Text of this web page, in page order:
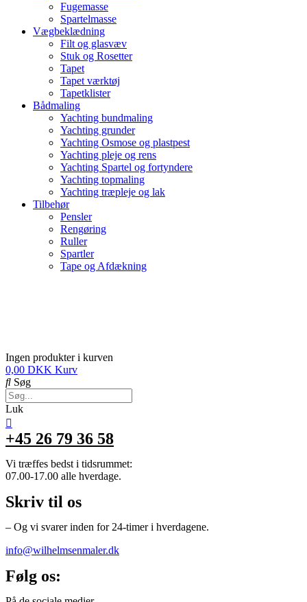
Fugemasse
Spartelmasse
Vægbeklædning
Filt og glasvæv
Stuk og Rosetter
Tapet
Tapet værktøj
Tapetklister
Bådmaling
Yachting bundmaling
Yachting grunder
Yachting Osmose og plastpest
Yachting pleje og rens
Yachting Spartel og fortyndere
Yachting topmaling
Yachting træpleje og lak
Tilbehør
Pensler
Rengøring
Ruller
Spartler
Tape og Afdækning
Ingen produkter i kurven
0,00 DKK Kurv
Søg
Luk
+45 26 79 36 58
Vi træffes bedst i tidsrummet:
07.00-17.00 alle hverdage.
Skriv til os
– Og vi svarer inden for 24-timer i hverdagene.
info@wilhelmsenmaler.dk
Følg os: